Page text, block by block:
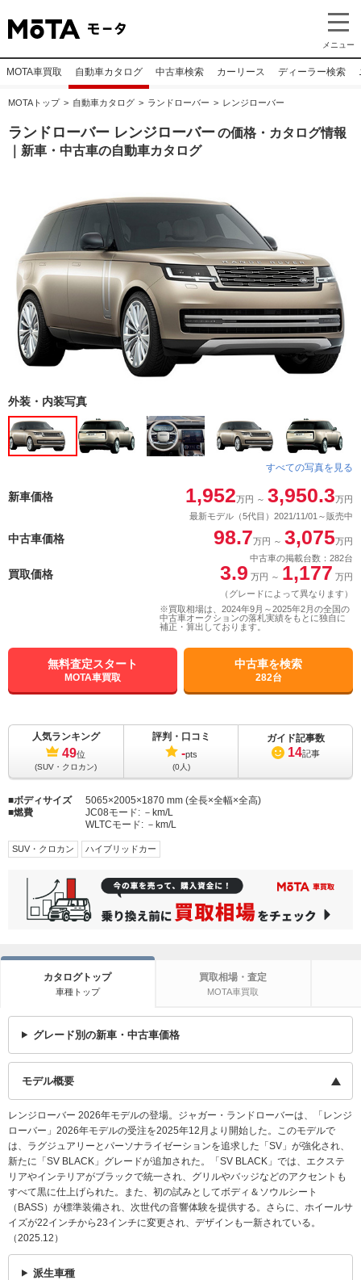
メニュー
MOTA車買取 自動車カタログ 中古車検索 カーリース ディーラー検索
MOTAトップ 自動車カタログ ランドローバー レンジローバー
ランドローバー レンジローバーの価格・カタログ情報
｜新車・中古車の自動車カタログ
外装・内装写真
すべての写真を見る
新車価格 1,952万円 ～ 3,950.3万円
最新モデル（5代目）2021/11/01～販売中
中古車価格 98.7万円 ～ 3,075万円
中古車の掲載台数：282台
買取価格 3.9 万円 ～ 1,177 万円
（グレードによって異なります）
※買取相場は、2024年9月～2025年2月の全国の
中古車オークションの落札実績をもとに独自に
補正・算出しております。
無料査定スタート
MOTA車買取
中古車を検索
282台
人気ランキング
49位
(SUV・クロカン)
評判・口コミ
-pts
(0人)
ガイド記事数
14記事
ボディサイズ
5065×2005×1870 mm (全長×全幅×全高)
燃費
JC08モード: －km/L
WLTCモード: －km/L
SUV・クロカン ハイブリッドカー
カタログトップ
車種トップ
買取相場・査定
MOTA車買取
グレード別の新車・中古車価格
モデル概要
レンジローバー 2026年モデルの登場。ジャガー・ランドローバーは、「レンジ
ローバー」2026年モデルの受注を2025年12月より開始した。このモデルで
は、ラグジュアリーとパーソナライゼーションを追求した「SV」が強化され、
新たに「SV BLACK」グレードが追加された。「SV BLACK」では、エクステ
リアやインテリアがブラックで統一され、グリルやバッジなどのアクセントも
すべて黒に仕上げられた。また、初の試みとしてボディ＆ソウルシート
（BASS）が標準装備され、次世代の音響体験を提供する。さらに、ホイールサ
イズが22インチから23インチに変更され、デザインも一新されている。
（2025.12）
派生車種